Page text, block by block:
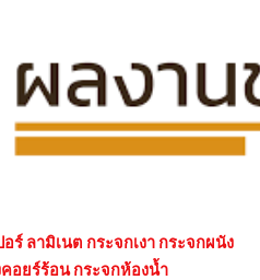
ร์ ลามิเนต กระจกเงา กระจกผนัง
อยร์ร้อน กระจกห้องน้ำ